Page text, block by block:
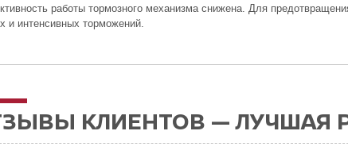
работы тормозного механизма снижена. Для
и интенсивных торможений.
КЛИЕНТОВ — ЛУЧШАЯ